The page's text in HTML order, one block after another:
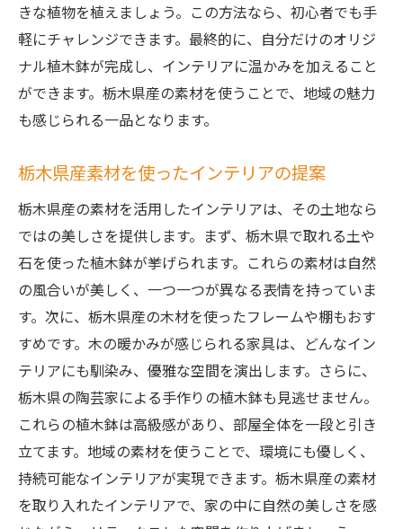
きな植物を植えましょう。この方法なら、初心者でも手
軽にチャレンジできます。最終的に、自分だけのオリジ
ナル植木鉢が完成し、インテリアに温かみを加えること
ができます。栃木県産の素材を使うことで、地域の魅力
も感じられる一品となります。
栃木県産素材を使ったインテリアの提案
栃木県産の素材を活用したインテリアは、その土地なら
ではの美しさを提供します。まず、栃木県で取れる土や
石を使った植木鉢が挙げられます。これらの素材は自然
の風合いが美しく、一つ一つが異なる表情を持っていま
す。次に、栃木県産の木材を使ったフレームや棚もおす
すめです。木の暖かみが感じられる家具は、どんなイン
テリアにも馴染み、優雅な空間を演出します。さらに、
栃木県の陶芸家による手作りの植木鉢も見逃せません。
これらの植木鉢は高級感があり、部屋全体を一段と引き
立てます。地域の素材を使うことで、環境にも優しく、
持続可能なインテリアが実現できます。栃木県産の素材
を取り入れたインテリアで、家の中に自然の美しさを感